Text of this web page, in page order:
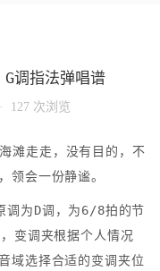
调指法弹唱谱
127 次浏览
滩走走，没有目的，不
领会一份静谧。
调为D调，为6/8拍的节
变调夹根据个人情况
域选择合适的变调夹位